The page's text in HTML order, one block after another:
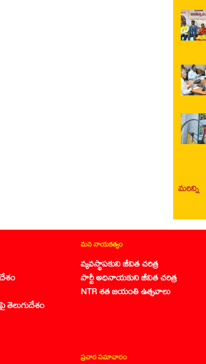
మరిన్ని
మన నాయకత్వం
వ్యవస్థాపకుని జీవిత చరిత్ర
పార్టీ అధినాయకుని జీవిత చరిత్ర
NTR శత జయంతి ఉత్సవాలు
ప్రచార సమాచారం